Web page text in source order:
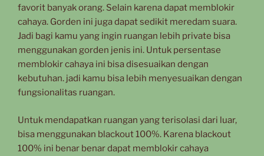
favorit banyak orang. Selain karena dapat memblokir
cahaya. Gorden ini juga dapat sedikit meredam suara.
Jadi bagi kamu yang ingin ruangan lebih private bisa
menggunakan gorden jenis ini. Untuk persentase
memblokir cahaya ini bisa disesuaikan dengan
kebutuhan. jadi kamu bisa lebih menyesuaikan dengan
fungsionalitas ruangan.
Untuk mendapatkan ruangan yang terisolasi dari luar,
bisa menggunakan blackout 100%. Karena blackout
100% ini benar benar dapat memblokir cahaya